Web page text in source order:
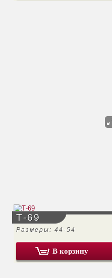
Т-69
Размеры: 44-54
В корзину